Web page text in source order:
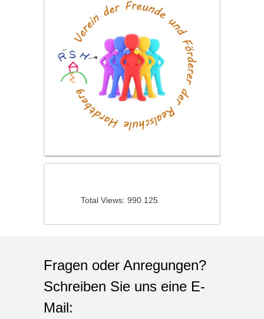
Total Views: 990.125
Fragen oder Anregungen?
Schreiben Sie uns eine E-
Mail: